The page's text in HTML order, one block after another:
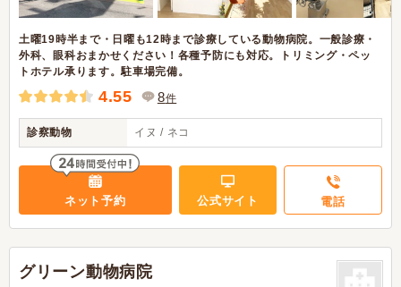
土曜19時半まで・日曜も12時まで診療している動物病院。一般診療・
外科、眼科おまかせください！各種予防にも対応。トリミング・ペッ
トホテル承ります。駐車場完備。
4.55 8件
診察動物 イヌ / ネコ
ネット予約 公式サイト 電話
グリーン動物病院